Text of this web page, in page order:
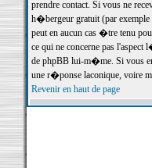
prendre contact. Si vous ne
h�bergeur gratuit (par exemple
peut en aucun cas �tre tenu
ce qui ne concerne pas
de phpBB lui-m�me. Si vous
une r�ponse laconique, voire
Revenir en haut de page